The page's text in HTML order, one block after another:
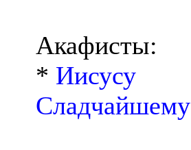
Акафисты:
* Иисусу
Сладчайшему